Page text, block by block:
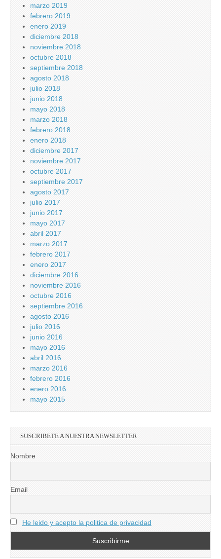
marzo 2019
febrero 2019
enero 2019
diciembre 2018
noviembre 2018
octubre 2018
septiembre 2018
agosto 2018
julio 2018
junio 2018
mayo 2018
marzo 2018
febrero 2018
enero 2018
diciembre 2017
noviembre 2017
octubre 2017
septiembre 2017
agosto 2017
julio 2017
junio 2017
mayo 2017
abril 2017
marzo 2017
febrero 2017
enero 2017
diciembre 2016
noviembre 2016
octubre 2016
septiembre 2016
agosto 2016
julio 2016
junio 2016
mayo 2016
abril 2016
marzo 2016
febrero 2016
enero 2016
mayo 2015
SUSCRIBETE A NUESTRA NEWSLETTER
Nombre
Email
He leido y acepto la politica de privacidad